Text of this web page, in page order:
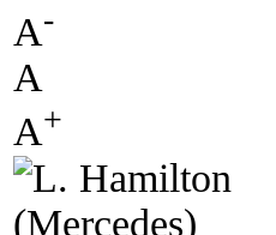
A-
A
A+